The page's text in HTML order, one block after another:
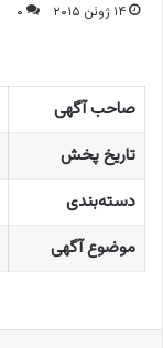
۱۴ ژوئن ۲۰۱۵ ۰
صاحب آگهی
تاریخ پخش
دسته‌بندی
موضوع آگهی